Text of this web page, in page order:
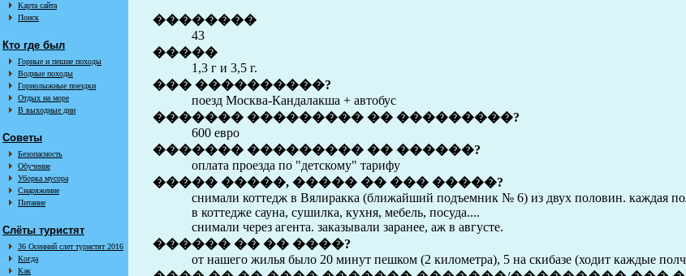
Карта сайта
Поиск
Кто где был
Горные и пешие походы
Водные походы
Горнолыжные поездки
Отдых на море
В выходные дни
Советы
Безопасность
Обучение
Уборка мусора
Снаряжение
Питание
Слёты туристят
36 Осенний слет туристят 2016
Когда
Как
��������
43
�����
1,3 г и 3,5 г.
��� ����������?
поезд Москва-Кандалакша + автобус
������� ��������� �� ���������?
600 евро
������� ��������� �� ������?
оплата проезда по "детскому" тарифу
����� �����, ����� �� ��� �����?
снимали коттедж в Вялиракка (ближайший подъемник № 6) из двух половин. каждая
в коттедже сауна, сушилка, кухня, мебель, посуда....
снимали через агента. заказывали заранее, аж в августе.
������ �� �� ����?
от нашего жилья было 20 минут пешком (2 километра), 5 на скибазе (ходит каждые